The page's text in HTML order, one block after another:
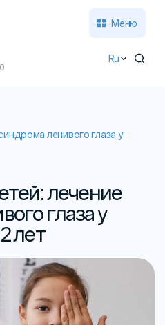
Меню
Ru
ленивого глаза у
лечение
глаза у
лет